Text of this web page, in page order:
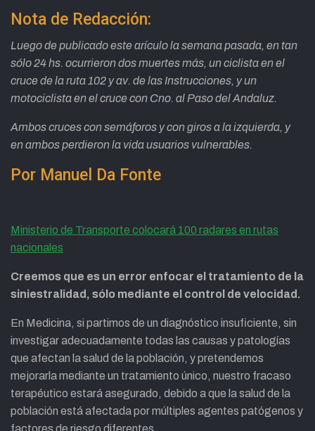
Nota de Redacción:
Luego de publicado este arículo la semana pasada, en tan
sólo 24 hs. ocurrieron dos muertes más, un ciclista en el
cruce de la ruta 102 y av. de las Instrucciones, y un
motociclista en el cruce con Cno. al Paso del Andaluz.
Ambos cruces con semáforos y con giros a la izquierda, y
en ambos perdieron la vida usuarios vulnerables.
Por Manuel Da Fonte
Ministerio de Transporte colocará 100 radares en rutas
nacionales
Creemos que es un error enfocar el tratamiento de la
siniestralidad, sólo mediante el control de velocidad.
En Medicina, si partimos de un diagnóstico insuficiente, sin
investigar adecuadamente todas las causas y patologías
que afectan la salud de la población, y pretendemos
mejorarla mediante un tratamiento único, nuestro fracaso
terapéutico estará asegurado, debido a que la salud de la
población está afectada por múltiples agentes patógenos y